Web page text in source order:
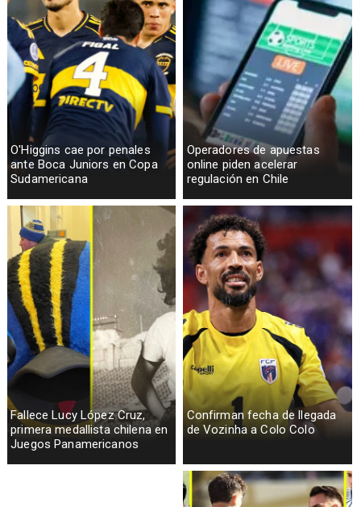
O'Higgins cae por penales
ante Boca Juniors en Copa
Sudamericana
Operadores de apuestas
online piden acelerar
regulación en Chile
Fallece Lucy López Cruz,
primera medallista chilena en
Juegos Panamericanos
Confirman fecha de llegada
de Vozinha a Colo Colo